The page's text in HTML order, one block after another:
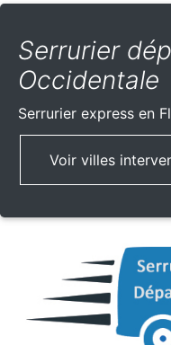
Serrurier
Occidentale
Serrurier express en
Voir villes